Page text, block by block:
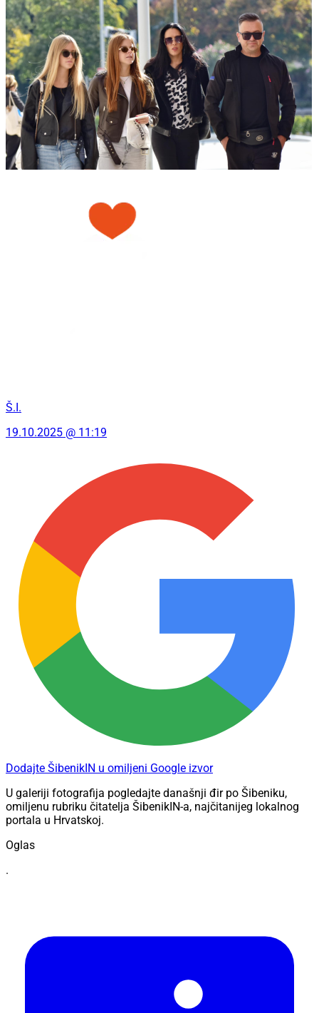
Š.I.
19.10.2025 @ 11:19
Dodajte ŠibenikIN u omiljeni Google izvor
U galeriji fotografija pogledajte današnji đir po Šibeniku,
omiljenu rubriku čitatelja ŠibenikIN-a, najčitanijeg lokalnog
portala u Hrvatskoj.
Oglas
.